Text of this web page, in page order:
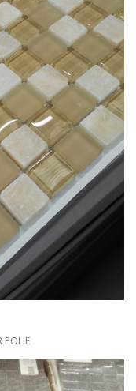
POLIE